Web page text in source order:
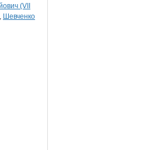
(VII
Шевченко